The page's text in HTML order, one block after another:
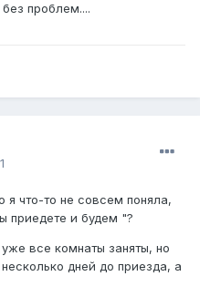
проблем....
что-то не совсем поняла,
приедете и будем "?
уже все комнаты заняты, но
дней до приезда, а